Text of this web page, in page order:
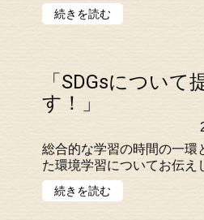
続きを読む
「SDGsについて
す！」
総合的な学習の時間の一環
た環境学習についてお伝え
続きを読む